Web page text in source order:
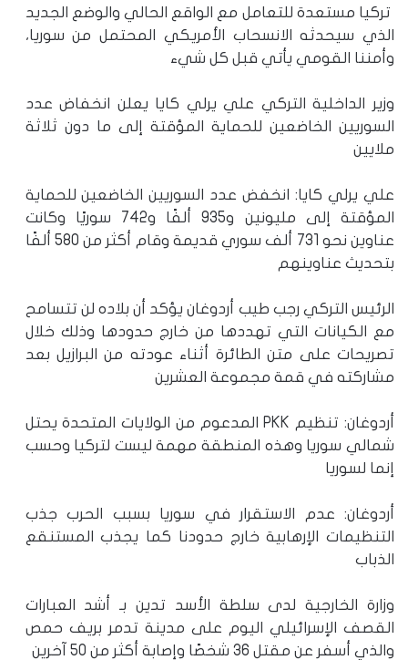
تركيا مستعدة للتعامل مع الواقع الحالي والوضع الجديد
الذي سيحدثه الانسحاب الأمريكي المحتمل من سوريا،
وأمننا القومي يأتي قبل كل شيء
وزير الداخلية التركي علي يرلي كايا يعلن انخفاض عدد
السوريين الخاضعين للحماية المؤقتة إلى ما دون ثلاثة
ملايين
علي يرلي كايا: انخفض عدد السوريين الخاضعين للحماية
المؤقتة إلى مليونين و935 ألفًا و742 سوريًا وكانت
عناوين نحو 731 ألف سوري قديمة وقام أكثر من 580 ألفًا
بتحديث عناوينهم
الرئيس التركي رجب طيب أردوغان يؤكد أن بلاده لن تتسامح
مع الكيانات التي تهددها من خارج حدودها وذلك خلال
تصريحات على متن الطائرة أثناء عودته من البرازيل بعد
مشاركته في قمة مجموعة العشرين
أردوغان: تنظيم PKK المدعوم من الولايات المتحدة يحتل
شمالي سوريا وهذه المنطقة مهمة ليست لتركيا وحسب
إنما لسوريا
أردوغان: عدم الاستقرار في سوريا بسبب الحرب جذب
التنظيمات الإرهابية خارج حدودنا كما يجذب المستنقع
الذباب
وزارة الخارجية لدى سلطة الأسد تدين بـ أشد العبارات
القصف الإسرائيلي اليوم على مدينة تدمر بريف حمص
والذي أسفر عن مقتل 36 شخصًا وإصابة أكثر من 50 آخرين